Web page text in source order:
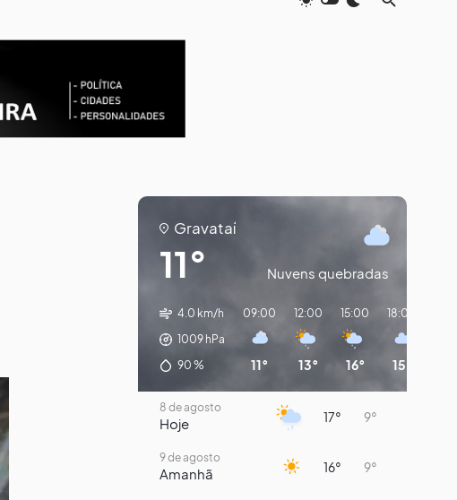
Gravataí
11° Nuvens quebradas
4.0 km/h
1009 hPa
90 %
09:00
11°
12:00
13°
15:00
16°
18:00
15°
8 de agosto
Hoje 17° 9°
9 de agosto
Amanhã 16° 9°